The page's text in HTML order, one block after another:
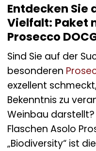
Entdecken Sie
Vielfalt: Paket
Prosecco
Sind Sie auf der
besonderen
exzellent
Bekenntnis zu
Weinbau
Flaschen Asolo
„Biodiversity“ ist